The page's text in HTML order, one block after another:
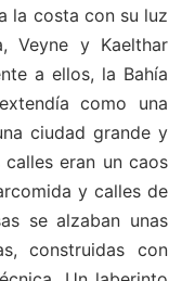
la costa con su luz
Veyne y Kaelthar
a ellos, la Bahía
como una
ciudad grande y
eran un caos
y calles de
se alzaban unas
construidas con